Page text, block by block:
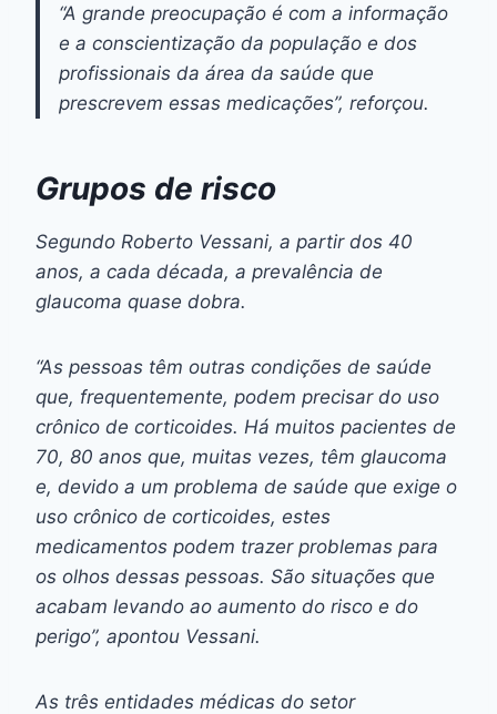
“A grande preocupação é com a informação
e a conscientização da população e dos
profissionais da área da saúde que
prescrevem essas medicações”, reforçou.
Grupos de risco
Segundo Roberto Vessani, a partir dos 40
anos, a cada década, a prevalência de
glaucoma quase dobra.
“As pessoas têm outras condições de saúde
que, frequentemente, podem precisar do uso
crônico de corticoides. Há muitos pacientes de
70, 80 anos que, muitas vezes, têm glaucoma
e, devido a um problema de saúde que exige o
uso crônico de corticoides, estes
medicamentos podem trazer problemas para
os olhos dessas pessoas. São situações que
acabam levando ao aumento do risco e do
perigo”, apontou Vessani.
As três entidades médicas do setor